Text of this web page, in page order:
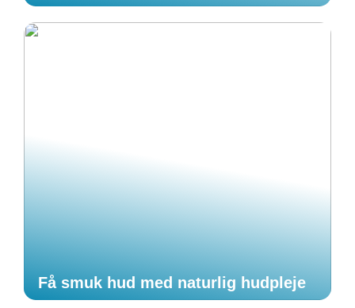
Få smuk hud med naturlig hudpleje